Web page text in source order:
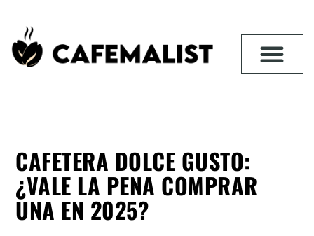
CAFETERA DOLCE GUSTO:
¿VALE LA PENA COMPRAR
UNA EN 2025?